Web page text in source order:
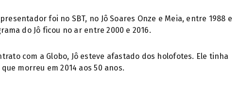
foi no SBT, no Jô Soares Onze e Meia, entre 1988 e
do Jô ficou no ar entre 2000 e 2016.
com a Globo, Jô esteve afastado dos holofotes. Ele tinha
morreu em 2014 aos 50 anos.